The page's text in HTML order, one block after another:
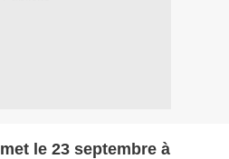
le 23 septembre à